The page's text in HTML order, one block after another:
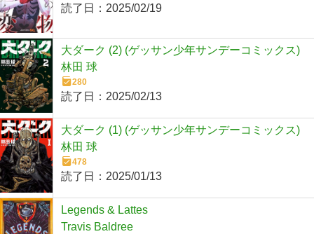
読了日： 2025/02/19
大ダーク (2) (ゲッサン少年サンデーコミックス)
林田 球
280
読了日： 2025/02/13
大ダーク (1) (ゲッサン少年サンデーコミックス)
林田 球
478
読了日： 2025/01/13
Legends & Lattes
Travis Baldree